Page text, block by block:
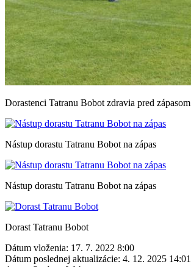
Dorastenci Tatranu Bobot zdravia pred zápasom
Nástup dorastu Tatranu Bobot na zápas
Nástup dorastu Tatranu Bobot na zápas
Dorast Tatranu Bobot
Dátum vloženia: 17. 7. 2022 8:00
Dátum poslednej aktualizácie: 4. 12. 2025 14:01